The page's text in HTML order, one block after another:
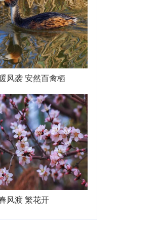
风袭 安然百禽栖
风渡 繁花开